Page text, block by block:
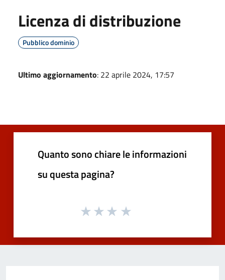
Licenza di distribuzione
Pubblico dominio
Ultimo aggiornamento: 22 aprile 2024, 17:57
Quanto sono chiare le informazioni
su questa pagina?